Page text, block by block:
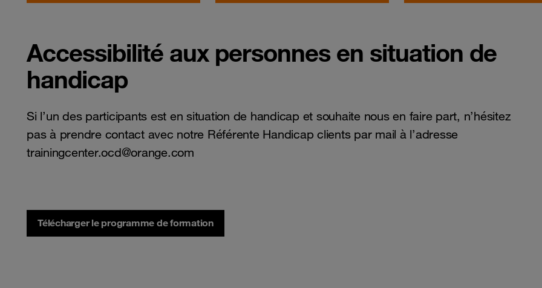
Accessibilité aux personnes en situation de
handicap
Si l’un des participants est en situation de handicap et souhaite nous en faire part, n’hésitez
pas à prendre contact avec notre Référente Handicap clients par mail à l’adresse
trainingcenter.ocd@orange.com
Télécharger le programme de formation